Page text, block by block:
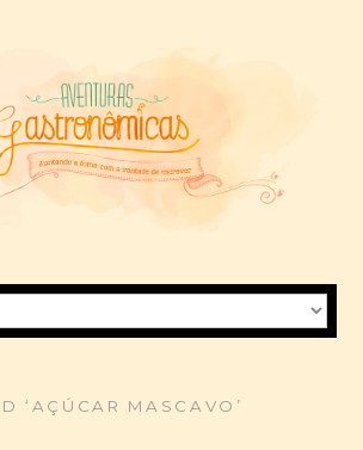
‘AÇÚCAR MASCAVO’